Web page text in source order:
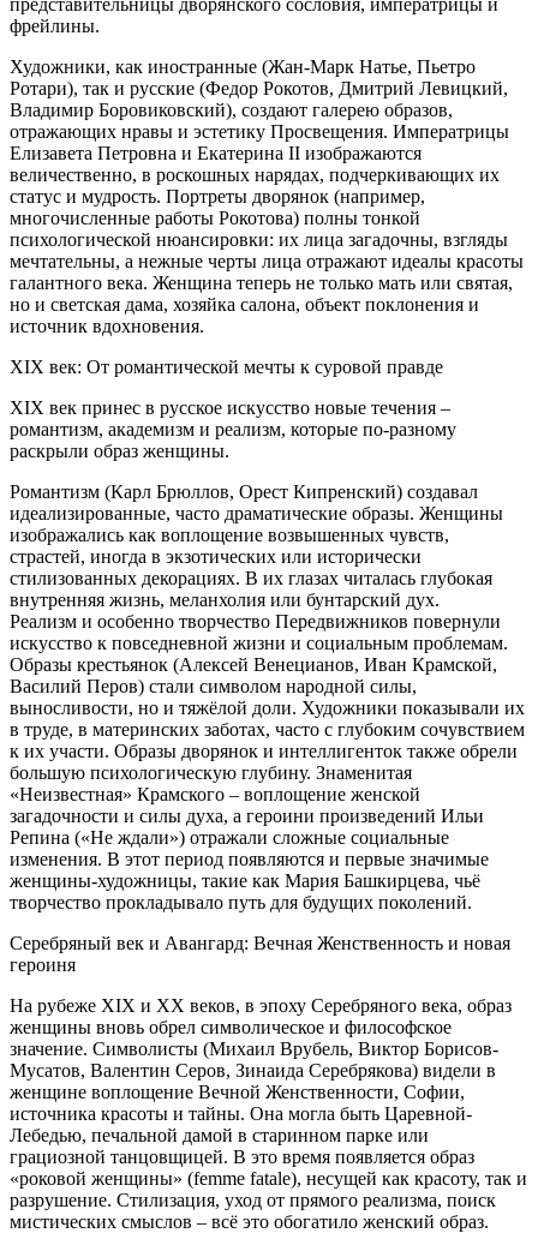
фрейлины.
Художники, как иностранные (Жан-Марк Натье, Пьетро
Ротари), так и русские (Федор Рокотов, Дмитрий Левицкий,
Владимир Боровиковский), создают галерею образов,
отражающих нравы и эстетику Просвещения. Императрицы
Елизавета Петровна и Екатерина II изображаются
величественно, в роскошных нарядах, подчеркивающих их
статус и мудрость. Портреты дворянок (например,
многочисленные работы Рокотова) полны тонкой
психологической нюансировки: их лица загадочны, взгляды
мечтательны, а нежные черты лица отражают идеалы красоты
галантного века. Женщина теперь не только мать или святая,
но и светская дама, хозяйка салона, объект поклонения и
источник вдохновения.
XIX век: От романтической мечты к суровой правде
XIX век принес в русское искусство новые течения –
романтизм, академизм и реализм, которые по-разному
раскрыли образ женщины.
Романтизм (Карл Брюллов, Орест Кипренский) создавал
идеализированные, часто драматические образы. Женщины
изображались как воплощение возвышенных чувств,
страстей, иногда в экзотических или исторически
стилизованных декорациях. В их глазах читалась глубокая
внутренняя жизнь, меланхолия или бунтарский дух.
Реализм и особенно творчество Передвижников повернули
искусство к повседневной жизни и социальным проблемам.
Образы крестьянок (Алексей Венецианов, Иван Крамской,
Василий Перов) стали символом народной силы,
выносливости, но и тяжёлой доли. Художники показывали их
в труде, в материнских заботах, часто с глубоким сочувствием
к их участи. Образы дворянок и интеллигенток также обрели
большую психологическую глубину. Знаменитая
«Неизвестная» Крамского – воплощение женской
загадочности и силы духа, а героини произведений Ильи
Репина («Не ждали») отражали сложные социальные
изменения. В этот период появляются и первые значимые
женщины-художницы, такие как Мария Башкирцева, чьё
творчество прокладывало путь для будущих поколений.
Серебряный век и Авангард: Вечная Женственность и новая
героиня
На рубеже XIX и XX веков, в эпоху Серебряного века, образ
женщины вновь обрел символическое и философское
значение. Символисты (Михаил Врубель, Виктор Борисов-
Мусатов, Валентин Серов, Зинаида Серебрякова) видели в
женщине воплощение Вечной Женственности, Софии,
источника красоты и тайны. Она могла быть Царевной-
Лебедью, печальной дамой в старинном парке или
грациозной танцовщицей. В это время появляется образ
«роковой женщины» (femme fatale), несущей как красоту, так и
разрушение. Стилизация, уход от прямого реализма, поиск
мистических смыслов – всё это обогатило женский образ.